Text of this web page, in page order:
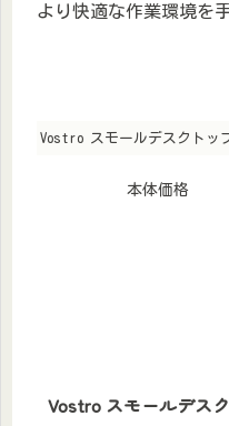
より快適な作業環境を
Vostro スモールデスクトッ
本体価格
Vostro スモールデス